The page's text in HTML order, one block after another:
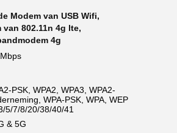
Modem van USB Wifi,
van 802.11n 4g lte,
4g
PSK, WPA2, WPA3, WPA2-
WPA-PSK, WPA, WEP
5/7/8/20/38/40/41
& 5G